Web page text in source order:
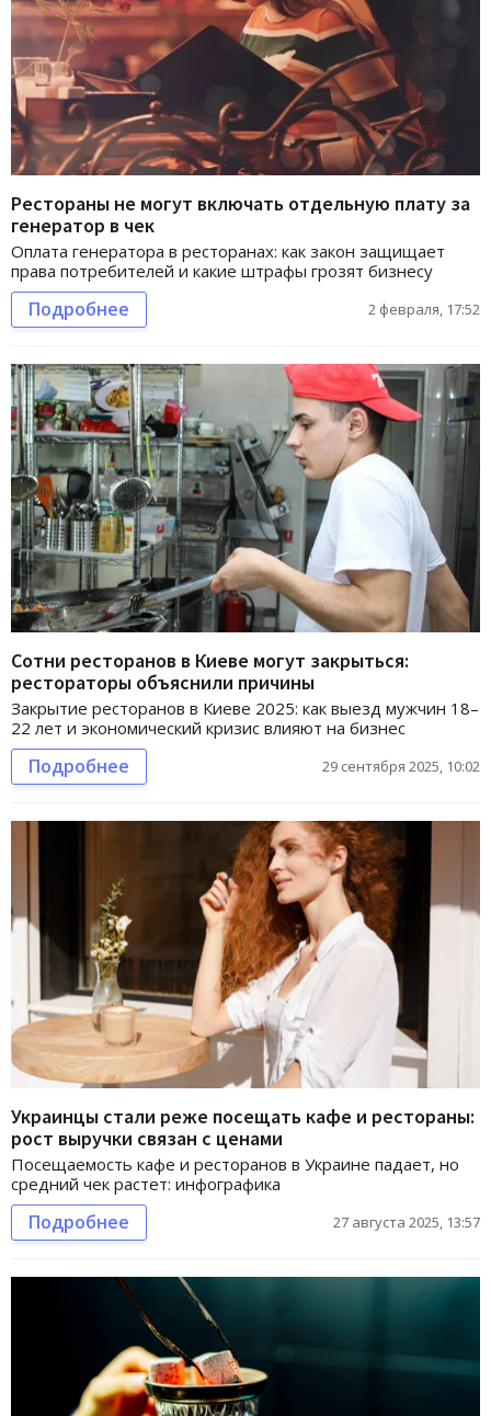
Рестораны не могут включать отдельную плату за
генератор в чек
Оплата генератора в ресторанах: как закон защищает
права потребителей и какие штрафы грозят бизнесу
Подробнее 2 февраля, 17:52
Сотни ресторанов в Киеве могут закрыться:
рестораторы объяснили причины
Закрытие ресторанов в Киеве 2025: как выезд мужчин 18–
22 лет и экономический кризис влияют на бизнес
Подробнее 29 сентября 2025, 10:02
Украинцы стали реже посещать кафе и рестораны:
рост выручки связан с ценами
Посещаемость кафе и ресторанов в Украине падает, но
средний чек растет: инфографика
Подробнее 27 августа 2025, 13:57